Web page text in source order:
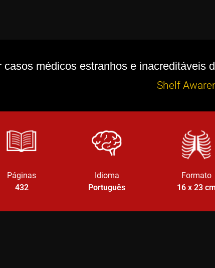
casos médicos estranhos e inacreditáveis
Shelf
Páginas
432
Idioma
Português
Formato
16 x 23 cm